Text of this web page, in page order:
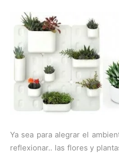
Ya sea para alegrar el
reflexionar.. las flores y